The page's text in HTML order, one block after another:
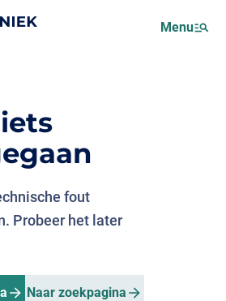
Menu
fout
Probeer het later
Naar zoekpagina